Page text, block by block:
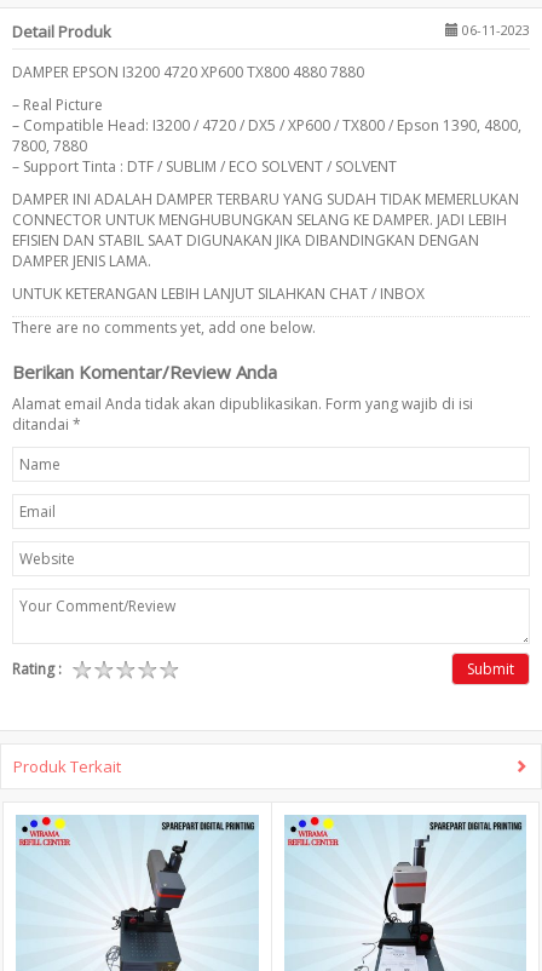
Detail Produk 06-11-2023
DAMPER EPSON I3200 4720 XP600 TX800 4880 7880
– Real Picture
– Compatible Head: I3200 / 4720 / DX5 / XP600 / TX800 / Epson 1390, 4800,
7800, 7880
– Support Tinta : DTF / SUBLIM / ECO SOLVENT / SOLVENT
DAMPER INI ADALAH DAMPER TERBARU YANG SUDAH TIDAK MEMERLUKAN
CONNECTOR UNTUK MENGHUBUNGKAN SELANG KE DAMPER. JADI LEBIH
EFISIEN DAN STABIL SAAT DIGUNAKAN JIKA DIBANDINGKAN DENGAN
DAMPER JENIS LAMA.
UNTUK KETERANGAN LEBIH LANJUT SILAHKAN CHAT / INBOX
There are no comments yet, add one below.
Berikan Komentar/Review Anda
Alamat email Anda tidak akan dipublikasikan. Form yang wajib di isi
ditandai *
Rating : Submit
Produk Terkait